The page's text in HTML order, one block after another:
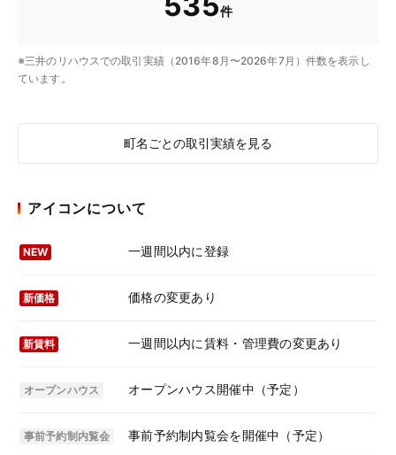
件
※三井のリハウスでの取引実績（2016年8月〜2026年7月）件数を表示し
ています。
町名ごとの取引実績を見る
アイコンについて
NEW 一週間以内に登録
新価格 価格の変更あり
新賃料 一週間以内に賃料・管理費の変更あり
オープンハウス オープンハウス開催中（予定）
事前予約制内覧会 事前予約制内覧会を開催中（予定）